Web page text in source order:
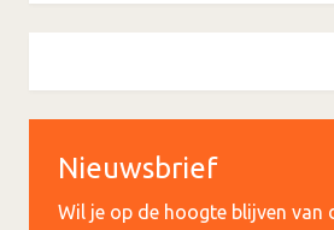
Nieuwsbrief
Wil je op de hoogte blijven van